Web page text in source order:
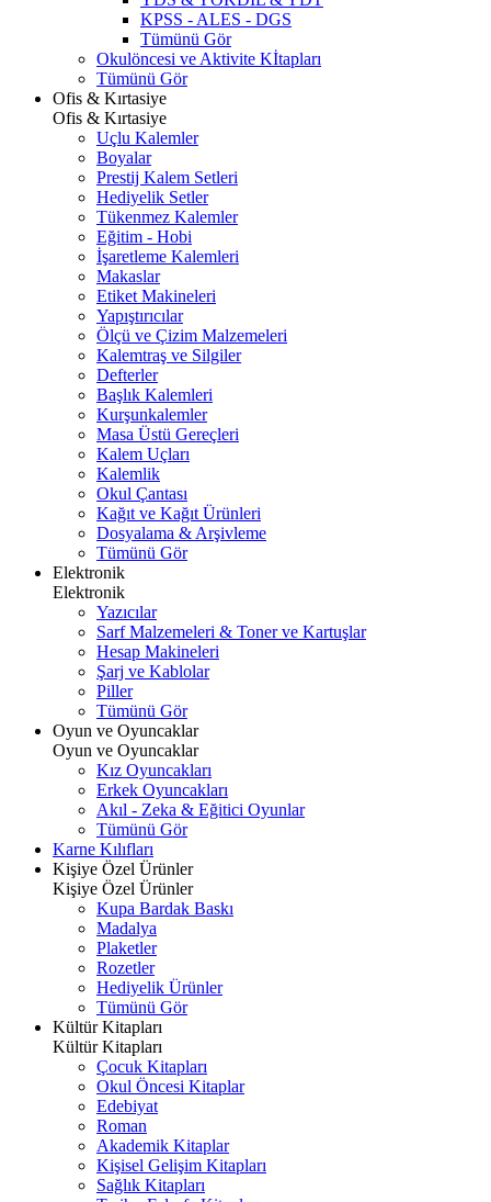
KPSS - ALES - DGS
Tümünü Gör
Okulöncesi ve Aktivite Kİtapları
Tümünü Gör
Ofis & Kırtasiye
Ofis & Kırtasiye
Uçlu Kalemler
Boyalar
Prestij Kalem Setleri
Hediyelik Setler
Tükenmez Kalemler
Eğitim - Hobi
İşaretleme Kalemleri
Makaslar
Etiket Makineleri
Yapıştırıcılar
Ölçü ve Çizim Malzemeleri
Kalemtraş ve Silgiler
Defterler
Başlık Kalemleri
Kurşunkalemler
Masa Üstü Gereçleri
Kalem Uçları
Kalemlik
Okul Çantası
Kağıt ve Kağıt Ürünleri
Dosyalama & Arşivleme
Tümünü Gör
Elektronik
Elektronik
Yazıcılar
Sarf Malzemeleri & Toner ve Kartuşlar
Hesap Makineleri
Şarj ve Kablolar
Piller
Tümünü Gör
Oyun ve Oyuncaklar
Oyun ve Oyuncaklar
Kız Oyuncakları
Erkek Oyuncakları
Akıl - Zeka & Eğitici Oyunlar
Tümünü Gör
Karne Kılıfları
Kişiye Özel Ürünler
Kişiye Özel Ürünler
Kupa Bardak Baskı
Madalya
Plaketler
Rozetler
Hediyelik Ürünler
Tümünü Gör
Kültür Kitapları
Kültür Kitapları
Çocuk Kitapları
Okul Öncesi Kitaplar
Edebiyat
Roman
Akademik Kitaplar
Kişisel Gelişim Kitapları
Sağlık Kitapları